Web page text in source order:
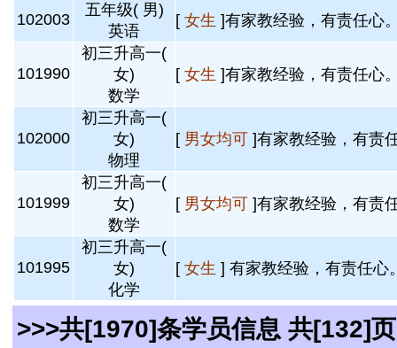
102003
五年级( 男)
英语
[ 女生 ]有家教经验，有责任心
101990
初三升高一(
女)
数学
[ 女生 ]有家教经验，有责任心
102000
初三升高一(
女)
物理
[ 男女均可 ]有家教经验，有责
101999
初三升高一(
女)
数学
[ 男女均可 ]有家教经验，有责
101995
初三升高一(
女)
化学
[ 女生 ] 有家教经验，有责任心
>>>共[1970]条学员信息 共[132]